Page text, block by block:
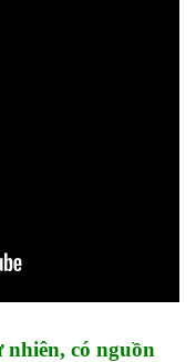
có nguồn